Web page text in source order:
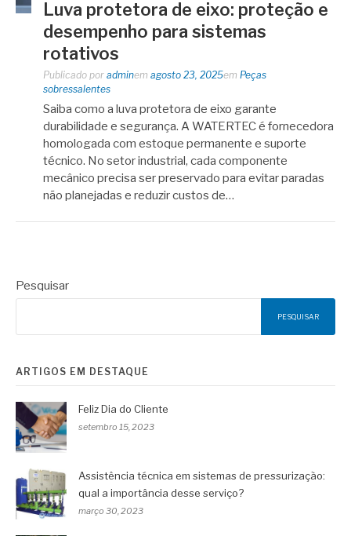
Luva protetora de eixo: proteção e
desempenho para sistemas
rotativos
Publicado por adminem agosto 23, 2025em Peças
sobressalentes
Saiba como a luva protetora de eixo garante
durabilidade e segurança. A WATERTEC é fornecedora
homologada com estoque permanente e suporte
técnico. No setor industrial, cada componente
mecânico precisa ser preservado para evitar paradas
não planejadas e reduzir custos de…
Pesquisar
PESQUISAR
ARTIGOS EM DESTAQUE
Feliz Dia do Cliente
setembro 15, 2023
Assistência técnica em sistemas de pressurização:
qual a importância desse serviço?
março 30, 2023